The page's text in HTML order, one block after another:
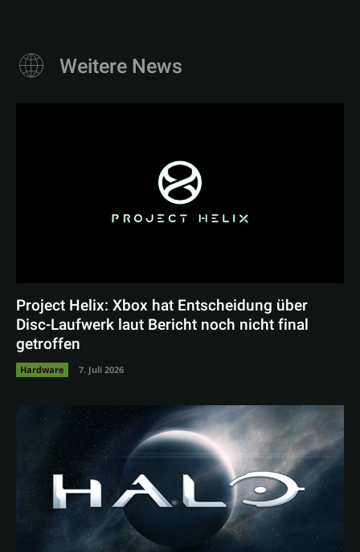
Weitere News
Project Helix: Xbox hat Entscheidung über
Disc-Laufwerk laut Bericht noch nicht final
getroffen
Hardware 7. Juli 2026